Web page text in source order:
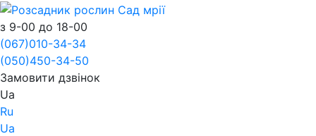
з 9-00 до 18-00
(067)010-34-34
(050)450-34-50
Замовити дзвінок
Ua
Ru
Ua